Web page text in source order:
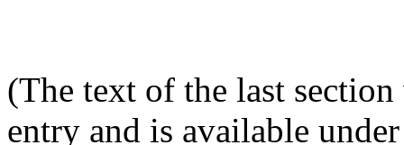
(The text of the last
entry and is available